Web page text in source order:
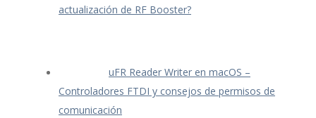
actualización de RF Booster?
uFR Reader Writer en macOS –
Controladores FTDI y consejos de permisos de
comunicación